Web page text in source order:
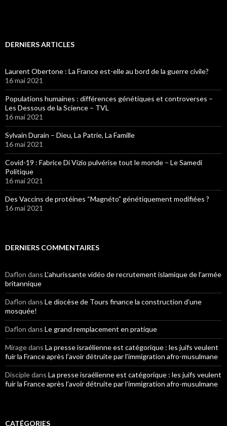
DERNIERS ARTICLES
Laurent Obertone : La France est-elle au bord de la guerre civile?
16 mai 2021
Populations humaines : différences génétiques et controverses –
Les Dessous de la Science – TVL
16 mai 2021
Sylvain Durain – Dieu, La Patrie, La Famille
16 mai 2021
Covid-19 : Fabrice Di Vizio pulvérise tout le monde – Le Samedi
Politique
16 mai 2021
Des Vaccins de protéines “Magnéto” génétiquement modifiées ?
16 mai 2021
DERNIERS COMMENTAIRES
Daflon dans L’ahurissante vidéo de recrutement islamique de l’armée
britannique
Daflon dans Le diocèse de Tours finance la construction d’une
mosquée!
Daflon dans Le grand remplacement en pratique
Miragedans La presse israélienne est catégorique : les juifs veulent
fuir la France après l’avoir détruite par l’immigration afro-musulmane
Discipledans La presse israélienne est catégorique : les juifs veulent
fuir la France après l’avoir détruite par l’immigration afro-musulmane
CATÉGORIES